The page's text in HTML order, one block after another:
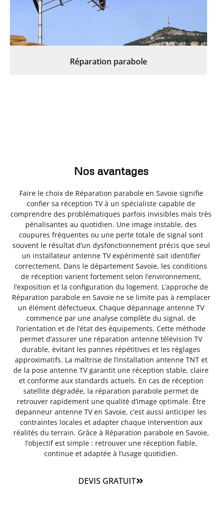
Réparation parabole
Nos avantages
Faire le choix de Réparation parabole en Savoie signifie
confier sa réception TV à un spécialiste capable de
comprendre des problématiques parfois invisibles mais très
pénalisantes au quotidien. Une image instable, des
coupures fréquentes ou une perte totale de signal sont
souvent le résultat d’un dysfonctionnement précis que seul
un installateur antenne TV expérimenté sait identifier
correctement. Dans le département Savoie, les conditions
de réception varient fortement selon l’environnement,
l’exposition et la configuration du logement. L’approche de
Réparation parabole en Savoie ne se limite pas à remplacer
un élément défectueux. Chaque dépannage antenne TV
commence par une analyse complète du signal, de
l’orientation et de l’état des équipements. Cette méthode
permet d’assurer une réparation antenne télévision TV
durable, évitant les pannes répétitives et les réglages
approximatifs. La maîtrise de l’installation antenne TNT et
de la pose antenne TV garantit une réception stable, claire
et conforme aux standards actuels. En cas de réception
satellite dégradée, la réparation parabole permet de
retrouver rapidement une qualité d’image optimale. Être
depanneur antenne TV en Savoie, c’est aussi anticiper les
contraintes locales et adapter chaque intervention aux
réalités du terrain. Grâce à Réparation parabole en Savoie,
l’objectif est simple : retrouver une réception fiable,
continue et adaptée à l’usage quotidien.
DEVIS GRATUIT